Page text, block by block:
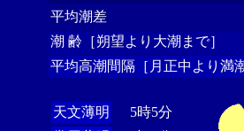
平均潮差
潮 齢［朔望より大潮まで］
平均高潮間隔［月正中より満潮
天文薄明
5時5分